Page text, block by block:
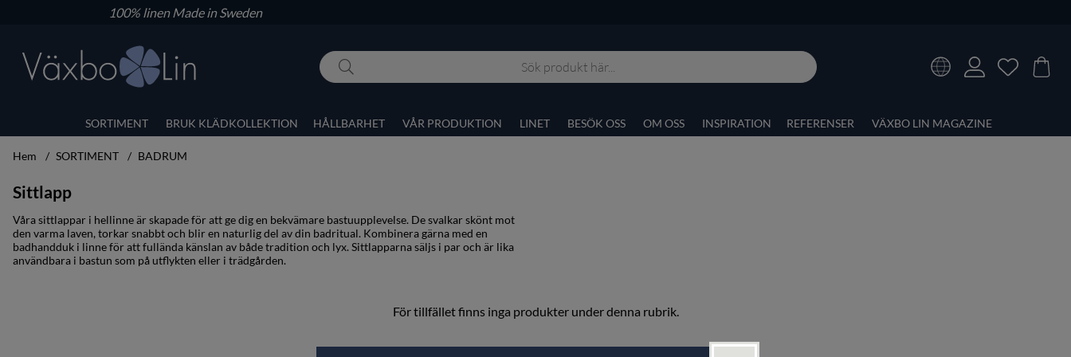
100% linenMade in Sweden
SORTIMENT BRUK KLÄDKOLLEKTION HÅLLBARHET VÅR PRODUKTION LINET BESÖK OSS OM OSS INSPIRATION REFERENSER VÄXBO LIN MAGAZINE
Hem SORTIMENT BADRUM
Sittlapp
Våra sittlappar i hellinne är skapade för att ge dig en bekvämare bastuupplevelse. De svalkar skönt mot
den varma laven, torkar snabbt och blir en naturlig del av din badritual. Kombinera gärna med en
badhandduk i linne för att fullända känslan av både tradition och lyx. Sittlapparna säljs i par och är lika
användbara i bastun som på utflykten eller i trädgården.
För tillfället finns inga produkter under denna rubrik.